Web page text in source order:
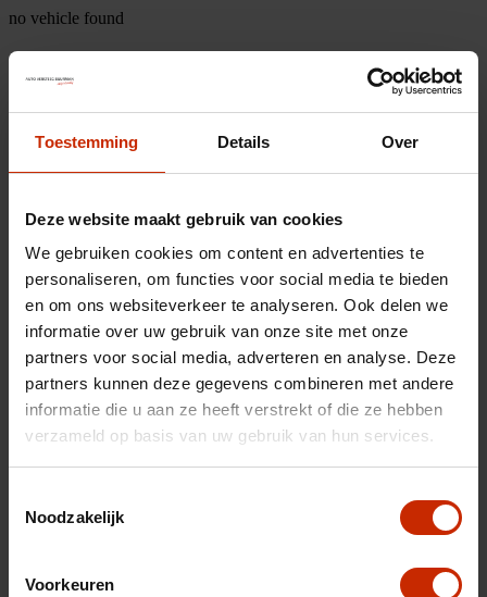
Toestemming Details Over
Deze website maakt gebruik van cookies
We gebruiken cookies om content en advertenties te
personaliseren, om functies voor social media te bieden
en om ons websiteverkeer te analyseren. Ook delen we
informatie over uw gebruik van onze site met onze
partners voor social media, adverteren en analyse. Deze
partners kunnen deze gegevens combineren met andere
informatie die u aan ze heeft verstrekt of die ze hebben
verzameld op basis van uw gebruik van hun services.
Noodzakelijk
Voorkeuren
no vehicle found